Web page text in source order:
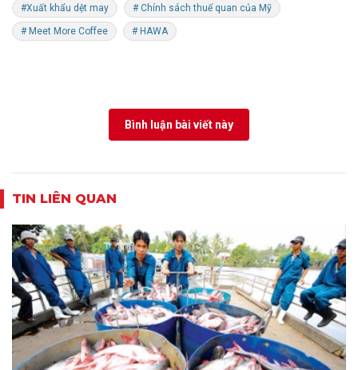
#Xuất khẩu dệt may # Chính sách thuế quan của Mỹ
# Meet More Coffee # HAWA
Bình luận bài viết này
TIN LIÊN QUAN